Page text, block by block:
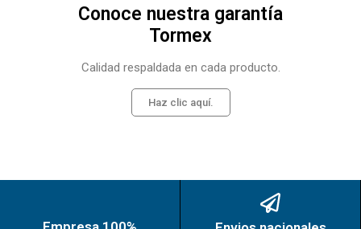
Conoce nuestra garantía
Tormex
Calidad respaldada en cada producto.
Haz clic aquí.